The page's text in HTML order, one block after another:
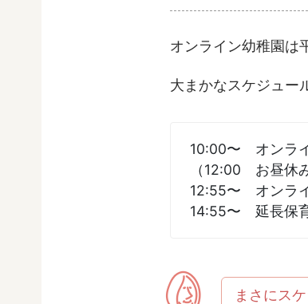
オンライン幼稚園は
大まかなスケジュー
10:00〜 オンラ
（12:00 お昼休み
12:55〜 オンラ
14:55〜 延長保
まさにス